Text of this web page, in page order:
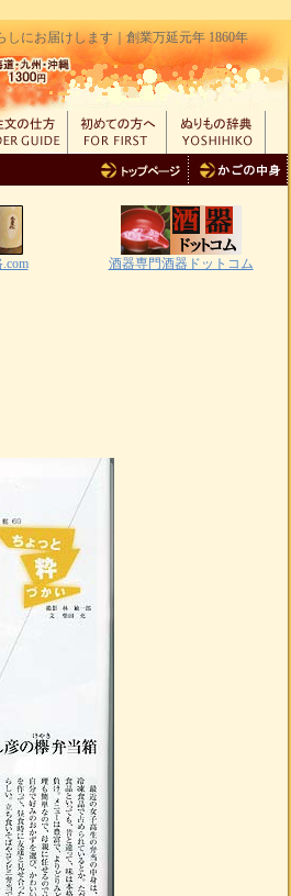
にお届けします｜創業万延元年 1860年
酒器専門酒器ドットコム